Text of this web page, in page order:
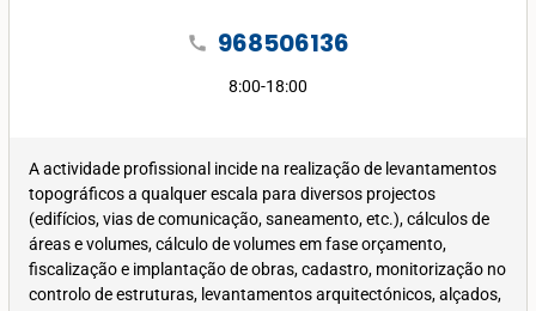
call 968506136
8:00-18:00
A actividade profissional incide na realização de levantamentos
topográficos a qualquer escala para diversos projectos
(edifícios, vias de comunicação, saneamento, etc.), cálculos de
áreas e volumes, cálculo de volumes em fase orçamento,
fiscalização e implantação de obras, cadastro, monitorização no
controlo de estruturas, levantamentos arquitectónicos, alçados,